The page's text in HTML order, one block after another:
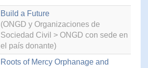
Build a Future
(ONGD y Organizaciones de
Sociedad Civil > ONGD con sede en
el país donante)
Roots of Mercy Orphanage and